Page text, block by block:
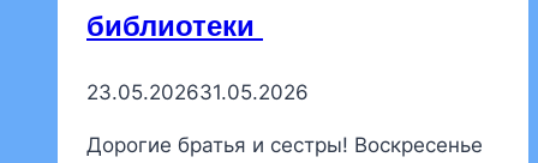
библиотеки
23.05.202631.05.2026
Дорогие братья и сестры! Воскресенье